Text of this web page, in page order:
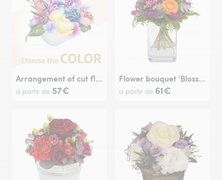
Arrangement of cut flowers
a partir de 57€
Flower bouquet 'Blossom Beauty'
a partir de 61€